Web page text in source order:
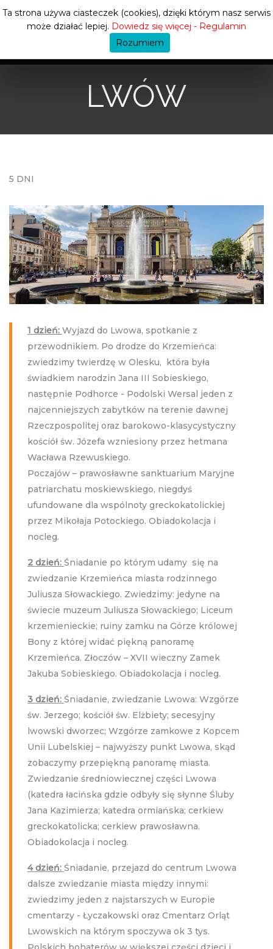
LWÓW
5 DNI
1 dzień: Wyjazd do Lwowa, spotkanie z
przewodnikiem. Po drodze do Krzemieńca:
zwiedzimy twierdzę w Olesku, która była
świadkiem narodzin Jana III Sobieskiego,
następnie Podhorce - Podolski Wersal jeden z
najcenniejszych zabytków na terenie dawnej
Rzeczpospolitej oraz barokowo-klasycystyczny
kościół św. Józefa wzniesiony przez hetmana
Wacława Rzewuskiego.
Poczajów – prawosławne sanktuarium Maryjne
patriarchatu moskiewskiego, niegdyś
ufundowane dla wspólnoty greckokatolickiej
przez Mikołaja Potockiego. Obiadokolacja i
nocleg.
2 dzień: Śniadanie po którym udamy się na
zwiedzanie Krzemieńca miasta rodzinnego
Juliusza Słowackiego. Zwiedzimy: jedyne na
świecie muzeum Juliusza Słowackiego; Liceum
krzemienieckie; ruiny zamku na Górze królowej
Bony z której widać piękną panoramę
Krzemieńca. Złoczów – XVII wieczny Zamek
Jakuba Sobieskiego. Obiadokolacja i nocleg.
3 dzień: Śniadanie, zwiedzanie Lwowa: Wzgórze
św. Jerzego; kościół św. Elżbiety; secesyjny
lwowski dworzec; Wzgórze zamkowe z Kopcem
Unii Lubelskiej – najwyższy punkt Lwowa, skąd
zobaczymy przepiękną panoramę miasta.
Zwiedzanie średniowiecznej części Lwowa
(katedra łacińska gdzie odbyły się słynne Śluby
Jana Kazimierza; katedra ormiańska; cerkiew
greckokatolicka; cerkiew prawosławna.
Obiadokolacja i nocleg.
4 dzień: Śniadanie, przejazd do centrum Lwowa
dalsze zwiedzanie miasta między innymi:
zwiedzimy jeden z najstarszych w Europie
cmentarzy - Łyczakowski oraz Cmentarz Orląt
Lwowskich na którym spoczywa ok 3 tys.
Ta strona używa ciasteczek (cookies), dzięki którym nasz serwis
może działać lepiej. Dowiedz się więcej - Regulamin
Rozumiem